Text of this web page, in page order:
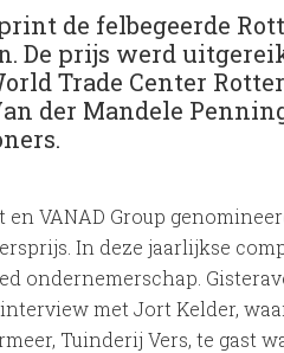
de felbegeerde
De prijs werd
Trade Center
der Mandele
VANAD Group
In deze jaarlijkse
ondernemerschap.
met Jort Kelder,
Tuinderij Vers, te gast